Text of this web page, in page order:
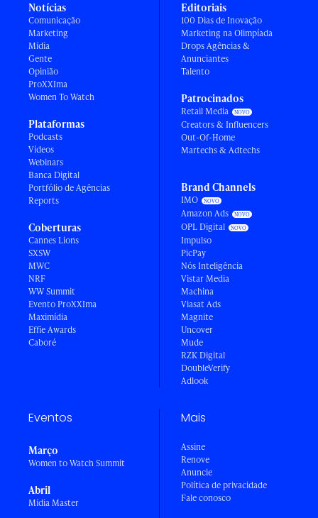
Notícias
Comunicação
Marketing
Mídia
Gente
Opinião
ProXXIma
Women To Watch
Plataformas
Podcasts
Vídeos
Webinars
Banca Digital
Portfólio de Agências
Reports
Coberturas
Cannes Lions
SXSW
MWC
NRF
WW Summit
Evento ProXXIma
Maximídia
Effie Awards
Caboré
Editoriais
100 Dias de Inovação
Marketing na Olimpíada
Drops Agências &
Anunciantes
Talento
Patrocinados
Retail Media
Creators & Influencers
Out-Of-Home
Martechs & Adtechs
Brand Channels
IMO
Amazon Ads
OPL Digital
Impulso
PicPay
Nós Inteligência
Vistar Media
Machina
Viasat Ads
Magnite
Uncover
Mude
RZK Digital
DoubleVerify
Adlook
Eventos
Março
Women to Watch Summit
Abril
Mídia Master
Mais
Assine
Renove
Anuncie
Política de privacidade
Fale conosco